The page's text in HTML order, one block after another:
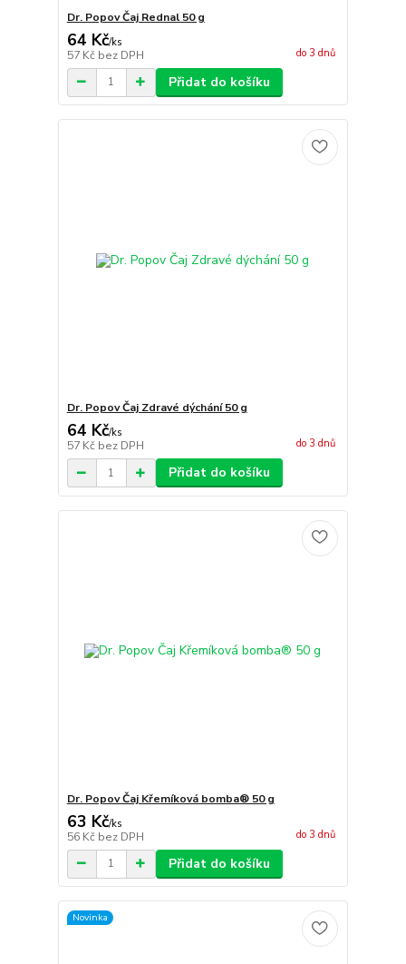
Dr. Popov Čaj Rednal 50 g
64 Kč/ks
57 Kč bez DPH do 3 dnů
Přidat do košíku
Dr. Popov Čaj Zdravé dýchání 50 g
64 Kč/ks
57 Kč bez DPH do 3 dnů
Přidat do košíku
Dr. Popov Čaj Křemíková bomba® 50 g
63 Kč/ks
56 Kč bez DPH do 3 dnů
Přidat do košíku
Novinka